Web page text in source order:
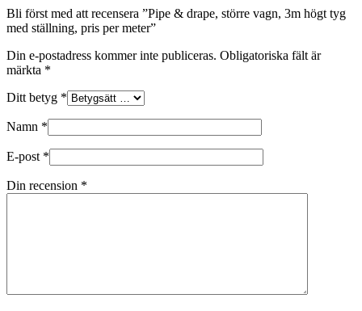
Bli först med att recensera ”Pipe & drape, större vagn, 3m högt tyg
med ställning, pris per meter”
Din e-postadress kommer inte publiceras. Obligatoriska fält är
märkta *
Ditt betyg *
Namn *
E-post *
Din recension *